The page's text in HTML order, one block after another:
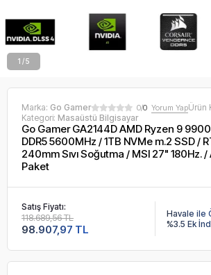
2 / 5
Marka: Go Gamer 0/0 Yorum YapÜrün
Kategori: Masaüstü Bilgisayar
Go Gamer GA2144D AMD Ryzen 9
DDR5 5600MHz / 1TB NVMe m.2 SSD /
240mm Sıvı Soğutma / MSI 27" 180Hz.
Paket
Satış Fiyatı:
98.907,97 TL
118.689,56 TL
Havale ile
%3.5 Ek